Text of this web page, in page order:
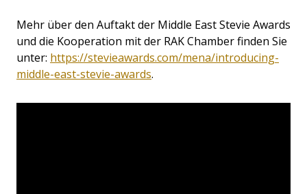
Mehr über den Auftakt der Middle East Stevie Awards
und die Kooperation mit der RAK Chamber finden Sie
unter: https://stevieawards.com/mena/introducing-
middle-east-stevie-awards.